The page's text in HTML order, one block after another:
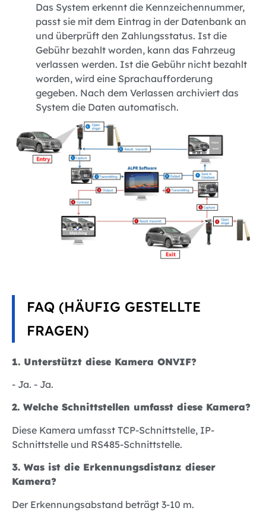
Das System erkennt die Kennzeichennummer,
passt sie mit dem Eintrag in der Datenbank an
und überprüft den Zahlungsstatus. Ist die
Gebühr bezahlt worden, kann das Fahrzeug
verlassen werden. Ist die Gebühr nicht bezahlt
worden, wird eine Sprachaufforderung
gegeben. Nach dem Verlassen archiviert das
System die Daten automatisch.
FAQ (HÄUFIG GESTELLTE
FRAGEN)
1. Unterstützt diese Kamera ONVIF?
- Ja. - Ja.
2. Welche Schnittstellen umfasst diese Kamera?
Diese Kamera umfasst TCP-Schnittstelle, IP-
Schnittstelle und RS485-Schnittstelle.
3. Was ist die Erkennungsdistanz dieser
Kamera?
Der Erkennungsabstand beträgt 3-10 m.